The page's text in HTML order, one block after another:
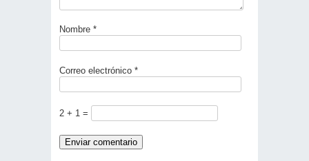
Nombre *
Correo electrónico *
2 + 1 =